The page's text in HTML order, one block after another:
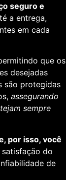
seguro e
a entrega,
em cada
que os
desejadas
são protegidas
assegurando
sempre
por isso, você
satisfação do
de